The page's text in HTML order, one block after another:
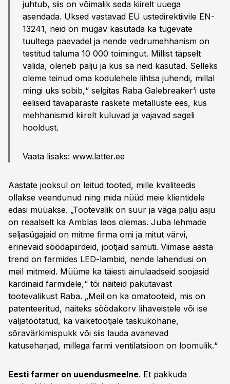
juhtub, siis on võimalik seda kiirelt uuega
asendada. Uksed vastavad EÜ ustedirektiivile EN-
13241, neid on mugav kasutada ka tugevate
tuultega päevadel ja nende vedrumehhanism on
testitud taluma 10 000 toimingut. Millist täpselt
valida, oleneb palju ja kus sa neid kasutad. Selleks
oleme teinud oma kodulehele lihtsa juhendi, millal
mingi uks sobib,“ selgitas Raba Galebreaker’i uste
eeliseid tavapäraste raskete metalluste ees, kus
mehhanismid kiirelt kuluvad ja vajavad sageli
hooldust.
Vaata lisaks: www.latter.ee
Aastate jooksul on leitud tooted, mille kvaliteedis
ollakse veendunud ning mida nüüd meie klientidele
edasi müüakse. „Tootevalik on suur ja väga palju asju
on reaalselt ka Amblas laos olemas. Juba lehmade
seljasügajaid on mitme firma omi ja mitut värvi,
erinevaid söödapiirdeid, jootjaid samuti. Viimase aasta
trend on farmides LED-lambid, nende lahendusi on
meil mitmeid. Müüme ka täiesti ainulaadseid soojasid
kardinaid farmidele,“ tõi näiteid pakutavast
tootevalikust Raba. „Meil on ka omatooteid, mis on
patenteeritud, näiteks söödakorv lihaveistele või ise
väljatöötatud, ka väiketootjale taskukohane,
sõravärkimispukk või siis lauda avanevad
katuseharjad, millega farmi ventilatsioon on loomulik.“
Eesti farmer on uuendusmeelne. Et pakkuda